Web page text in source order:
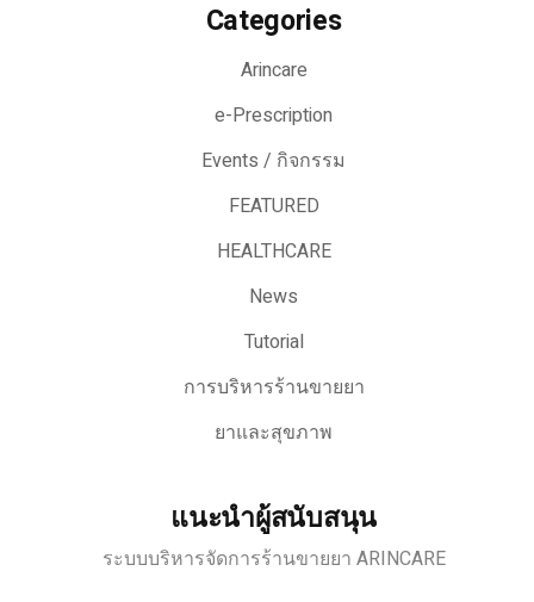
Categories
Arincare
e-Prescription
Events / กิจกรรม
FEATURED
HEALTHCARE
News
Tutorial
การบริหารร้านขายยา
ยาและสุขภาพ
แนะนำผู้สนับสนุน
ระบบบริหารจัดการร้านขายยา ARINCARE